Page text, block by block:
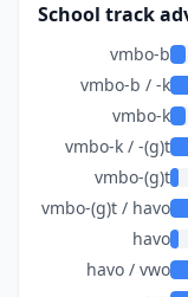
School track
vmbo-b
vmbo-b / -k
vmbo-k
vmbo-k / -(g)t
vmbo-(g)t
vmbo-(g)t / havo
havo
havo / vwo